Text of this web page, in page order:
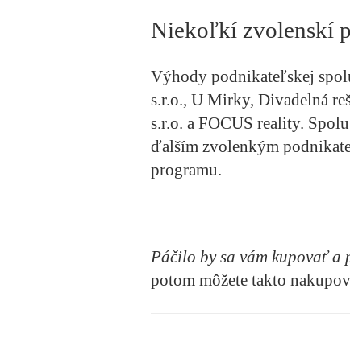
Niekoľkí zvolenskí
Výhody podnikateľskej
s.r.o., U Mirky, Divadelná
s.r.o. a FOCUS reality.
ďalším zvolenkým
programu.
Páčilo by sa vám kupovaťa
potom môžete takto